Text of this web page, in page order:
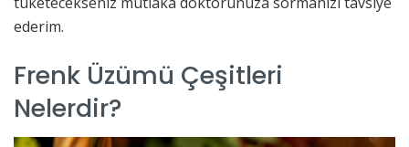
ederim.
Frenk Üzümü Çeşitleri
Nelerdir?